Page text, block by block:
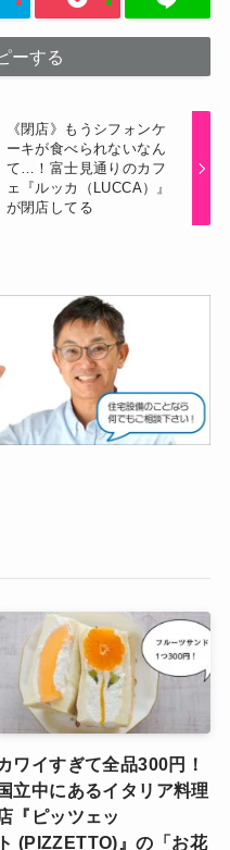
ーする
《閉店》もうシフォンケ
ーキが食べられないなん
て…！富士見通りのカフ
ェ『ルッカ（LUCCA）』
が閉店してる
ワイすぎて全品300円！
国立中にあるイタリア料理
『ピッツェッ
ト (PIZZETTO)』の「お花